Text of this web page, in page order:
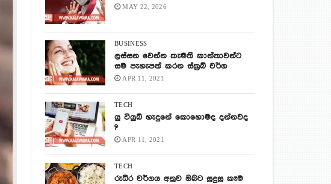
MAY 22, 2026
BUSINESS
ලස්සන වෙන්න කැමති කාන්තාවන්ට
සම පැහැපත් කරන ස්ක්‍රබ් වර්ග
APR 11, 2021
TECH
යු ටියුබ් හැදුනේ කොහොමද දන්නවද
?
APR 11, 2021
TECH
රුධිර වර්ගය අනුව ඔබට සුදුසු කෑම